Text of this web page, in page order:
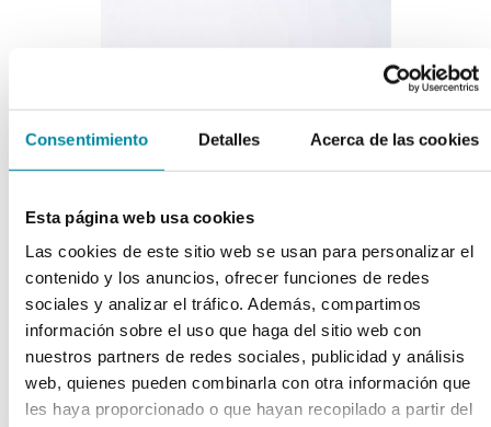
Consentimiento Detalles Acerca de las cookies
Esta página web usa cookies
Las cookies de este sitio web se usan para personalizar el
contenido y los anuncios, ofrecer funciones de redes
sociales y analizar el tráfico. Además, compartimos
información sobre el uso que haga del sitio web con
nuestros partners de redes sociales, publicidad y análisis
web, quienes pueden combinarla con otra información que
les haya proporcionado o que hayan recopilado a partir del
adquiriendo este producto
consigue 15 puntos de fidelización
ACEITE ROSA MOSQUETA